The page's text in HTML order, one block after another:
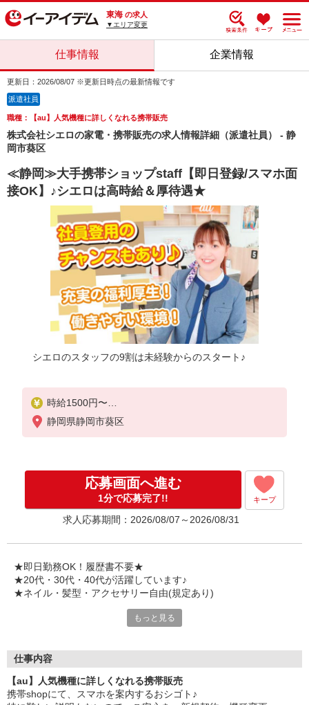
東海 の求人
▼エリア変更
仕事情報 企業情報
更新日：2026/08/07 ※更新日時点の最新情報です
派遣社員
職種：【au】人気機種に詳しくなれる携帯販売
株式会社シエロの家電・携帯販売の求人情報詳細（派遣社員） - 静
岡市葵区
≪静岡≫大手携帯ショップstaff【即日登録/スマホ面
接OK】♪シエロは高時給＆厚待遇★
シエロのスタッフの9割は未経験からのスタート♪
時給1500円〜
※残業代支給
★交通費別途支給（規定あり）
入社祝い金10万円支給(規定有)
お友達を紹介頂くと,
インセンティブ支給(規定有)
゜・。○。・゜+゜・。○。・゜+゜
静岡県静岡市葵区
応募画面へ進む
1分で応募完了!! キープ
求人応募期間：2026/08/07～2026/08/31
★即日勤務OK！履歴書不要★
★20代・30代・40代が活躍しています♪
★ネイル・髪型・アクセサリー自由(規定あり)
シエロのスタッフは9割が未経験スタート。
ずっと先まで役に立ちます！
丁寧な研修もあるので、
みなさんから働きやすいと好評です♪
もっと見る
仕事内容
【au】人気機種に詳しくなれる携帯販売
携帯shopにて、スマホを案内するおシゴト♪